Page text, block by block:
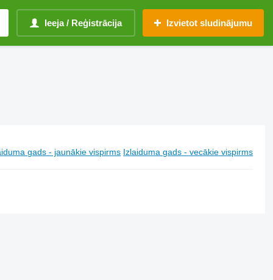
Ieeja / Reģistrācija Izvietot sludinājumu
gads - jaunākie vispirms Izlaiduma gads - vecākie vispirms